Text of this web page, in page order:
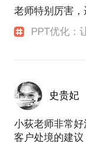
的嘉奖。
大多数人在行
我也可以帮助
更多的信息，
公众号、微博
老师特别厉害
PPT优化：
史贵妃
小荻老师非常
客户处境的建议